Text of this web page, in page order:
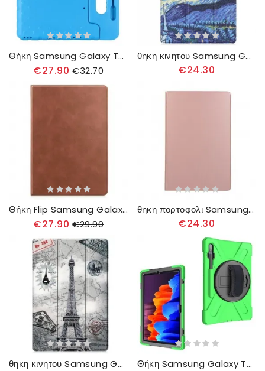
Θήκη Samsung Galaxy Tab S8 Plus / Tab S7 Plus Eva Αφρός Για Παιδιά
€27.90 €32.70
θηκη κινητου Samsung Galaxy Tab S8 Plus / Tab S7 Plus Βελτιωμένος Βαν Γκογκ
€24.30
Θήκη Flip Samsung Galaxy Tab S8 Plus / Tab S7 Plus Κλασικό Συνθετικό Δέρμα
€27.90 €29.90
θηκη πορτοφολι Samsung Galaxy Tab S8 Plus / Tab S7 Plus Δερματίνη
€24.30
θηκη κινητου Samsung Galaxy Tab S8 Plus / Tab S7 Plus Ενισχυμένος Πύργος Του Άιφελ Θήκη Samsung Galaxy Tab S8 Plus / Tab S7 Plus Ανθεκτικός